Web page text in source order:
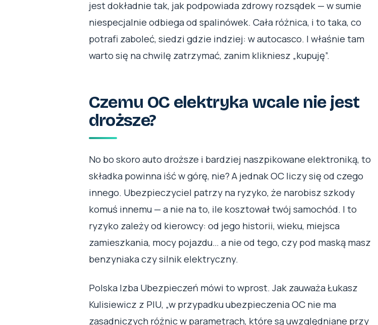
jest dokładnie tak, jak podpowiada zdrowy rozsądek — w sumie
niespecjalnie odbiega od spalinówek. Cała różnica, i to taka, co
potrafi zaboleć, siedzi gdzie indziej: w autocasco. I właśnie tam
warto się na chwilę zatrzymać, zanim klikniesz „kupuję”.
Czemu OC elektryka wcale nie jest
droższe?
No bo skoro auto droższe i bardziej naszpikowane elektroniką, to
składka powinna iść w górę, nie? A jednak OC liczy się od czego
innego. Ubezpieczyciel patrzy na ryzyko, że narobisz szkody
komuś innemu — a nie na to, ile kosztował twój samochód. I to
ryzyko zależy od kierowcy: od jego historii, wieku, miejsca
zamieszkania, mocy pojazdu… a nie od tego, czy pod maską masz
benzyniaka czy silnik elektryczny.
Polska Izba Ubezpieczeń mówi to wprost. Jak zauważa Łukasz
Kulisiewicz z PIU, „w przypadku ubezpieczenia OC nie ma
zasadniczych różnic w parametrach, które są uwzględniane przy